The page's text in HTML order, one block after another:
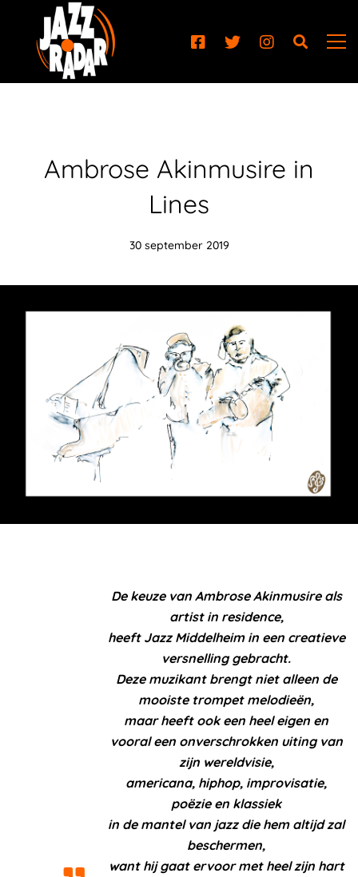
Ambrose Akinmusire in
Lines
30 september 2019
De keuze van Ambrose Akinmusire als
artist in residence,
heeft Jazz Middelheim in een creatieve
versnelling gebracht.
Deze muzikant brengt niet alleen de
mooiste trompet melodieën,
maar heeft ook een heel eigen en
vooral een onverschrokken uiting van
zijn wereldvisie,
americana, hiphop, improvisatie,
poëzie en klassiek
in de mantel van jazz die hem altijd zal
beschermen,
want hij gaat ervoor met heel zijn hart